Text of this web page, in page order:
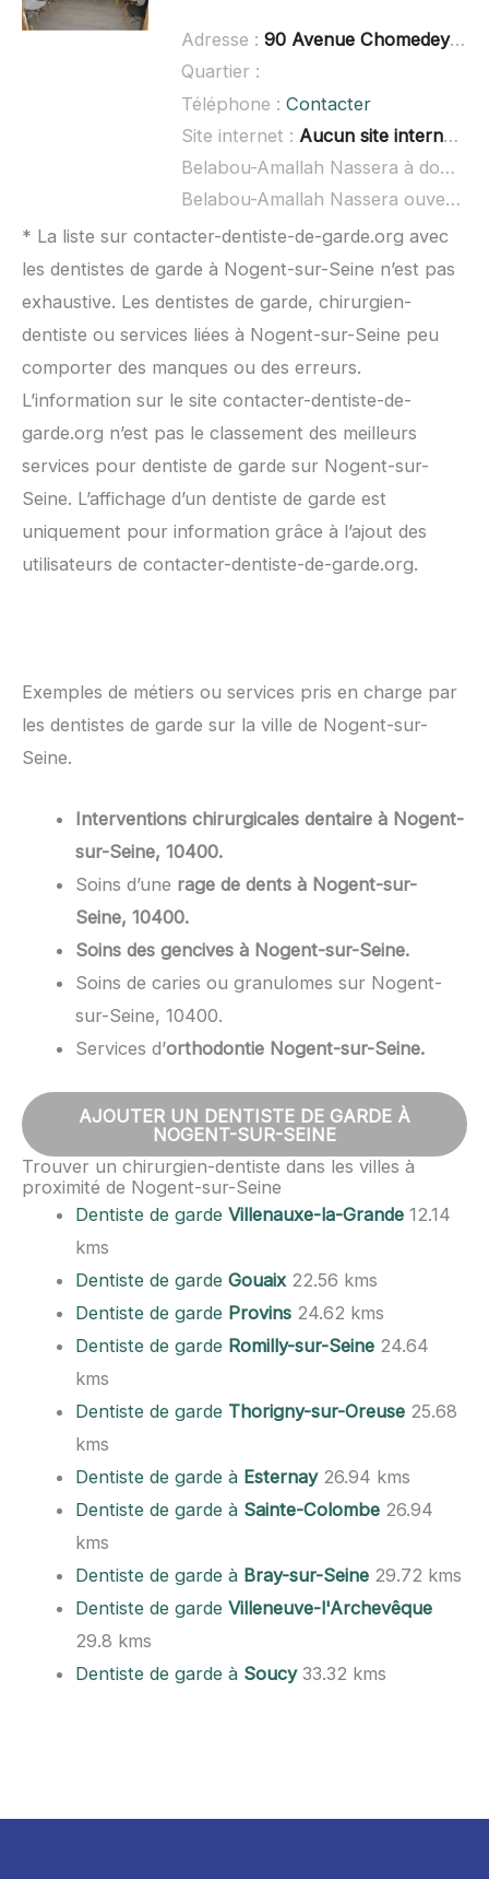
Adresse : 90 Avenue Chomedey de Maisonneuve, 10000 Troyes
Quartier :
Téléphone : Contacter
Site internet : Aucun site internet connu
Belabou-Amallah Nassera à domicile :
Belabou-Amallah Nassera ouvert dimanche :
* La liste sur contacter-dentiste-de-garde.org avec
les dentistes de garde à Nogent-sur-Seine n’est pas
exhaustive. Les dentistes de garde, chirurgien-
dentiste ou services liées à Nogent-sur-Seine peu
comporter des manques ou des erreurs.
L’information sur le site contacter-dentiste-de-
garde.org n’est pas le classement des meilleurs
services pour dentiste de garde sur Nogent-sur-
Seine. L’affichage d’un dentiste de garde est
uniquement pour information grâce à l’ajout des
utilisateurs de contacter-dentiste-de-garde.org.
Exemples de métiers ou services pris en charge par
les dentistes de garde sur la ville de Nogent-sur-
Seine.
Interventions chirurgicales dentaire à Nogent-
sur-Seine, 10400.
Soins d’une rage de dents à Nogent-sur-
Seine, 10400.
Soins des gencives à Nogent-sur-Seine.
Soins de caries ou granulomes sur Nogent-
sur-Seine, 10400.
Services d’orthodontie Nogent-sur-Seine.
AJOUTER UN DENTISTE DE GARDE À
NOGENT-SUR-SEINE
Trouver un chirurgien-dentiste dans les villes à
proximité de Nogent-sur-Seine
Dentiste de gardeVillenauxe-la-Grande 12.14
kms
Dentiste de gardeGouaix22.56 kms
Dentiste de garde Provins 24.62 kms
Dentiste de garde Romilly-sur-Seine 24.64
kms
Dentiste de garde Thorigny-sur-Oreuse 25.68
kms
Dentiste de garde à Esternay26.94 kms
Dentiste de garde à Sainte-Colombe 26.94
kms
Dentiste de garde à Bray-sur-Seine 29.72 kms
Dentiste de gardeVilleneuve-l'Archevêque
29.8 kms
Dentiste de garde à Soucy33.32 kms